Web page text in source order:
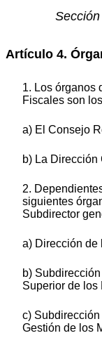
Artículo 4.
1. Los órganos
Fiscales son
a) El Consejo
b) La Dirección
2.
siguientes
Subdirector
a) Dirección de
b)
Superior de los
c)
Gestión de los